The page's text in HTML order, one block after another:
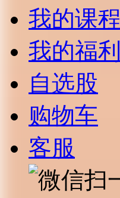
我的课程
我的福利
自选股
购物车
客服